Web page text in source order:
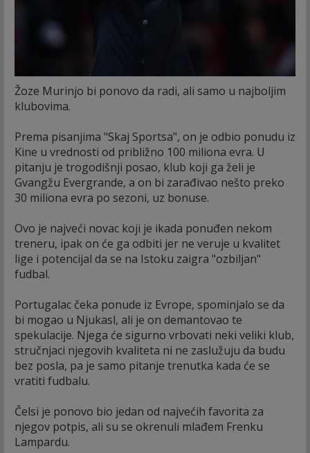
Žoze Murinjo bi ponovo da radi, ali samo u najboljim
klubovima.
Prema pisanjima "Skaj Sportsa", on je odbio ponudu iz
Kine u vrednosti od približno 100 miliona evra. U
pitanju je trogodišnji posao, klub koji ga želi je
Gvangžu Evergrande, a on bi zarađivao nešto preko
30 miliona evra po sezoni, uz bonuse.
Ovo je najveći novac koji je ikada ponuđen nekom
treneru, ipak on će ga odbiti jer ne veruje u kvalitet
lige i potencijal da se na Istoku zaigra "ozbiljan"
fudbal.
Portugalac čeka ponude iz Evrope, spominjalo se da
bi mogao u Njukasl, ali je on demantovao te
spekulacije. Njega će sigurno vrbovati neki veliki klub,
stručnjaci njegovih kvaliteta ni ne zaslužuju da budu
bez posla, pa je samo pitanje trenutka kada će se
vratiti fudbalu.
Čelsi je ponovo bio jedan od najvećih favorita za
njegov potpis, ali su se okrenuli mlađem Frenku
Lampardu.